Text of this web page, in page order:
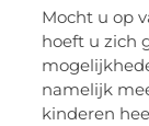
Mocht u op
hoeft u zich
namelijk
kinderen